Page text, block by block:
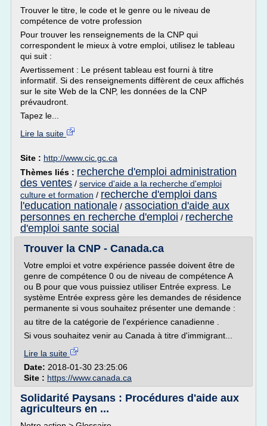
Trouver le titre, le code et le genre ou le niveau de
compétence de votre profession
Pour trouver les renseignements de la CNP qui
correspondent le mieux à votre emploi, utilisez le tableau
qui suit :
Avertissement : Le présent tableau est fourni à titre
informatif. Si des renseignements diffèrent de ceux affichés
sur le site Web de la CNP, les données de la CNP
prévaudront.
Tapez le...
Lire la suite
Site : http://www.cic.gc.ca
Thèmes liés : recherche d'emploi administration
des ventes / service d'aide a la recherche d'emploi
culture et formation / recherche d'emploi dans
l'education nationale / association d'aide aux
personnes en recherche d'emploi / recherche
d'emploi sante social
Trouver la CNP - Canada.ca
Votre emploi et votre expérience passée doivent être de
genre de compétence 0 ou de niveau de compétence A
ou B pour que vous puissiez utiliser Entrée express. Le
système Entrée express gère les demandes de résidence
permanente si vous souhaitez présenter une demande :
au titre de la catégorie de l'expérience canadienne .
Si vous souhaitez venir au Canada à titre d'immigrant...
Lire la suite
Date: 2018-01-30 23:25:06
Site : https://www.canada.ca
Solidarité Paysans : Procédures d'aide aux
agriculteurs en ...